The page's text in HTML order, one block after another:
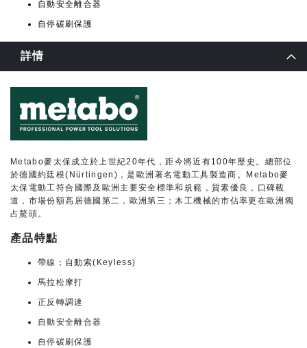
自動安全離合器
自停碳刷保護
詳情
Metabo麥太保成立於上世紀20年代，距今將近有100年歷史。總部位
於德國約廷根(Nürtingen)，是歐洲著名電動工具製造商。Metabo麥
太保電動工符合國際及歐洲主要安全標準和規範，質素優良，口碑載
道，市場份額高居德國第二，歐洲第三；木工機械的市佔率更在歐洲獨
占鰲頭。
產品特點
帶線；自動索(Keyless)
馬拉松摩打
正反轉調速
自動安全離合器
自停碳刷保護